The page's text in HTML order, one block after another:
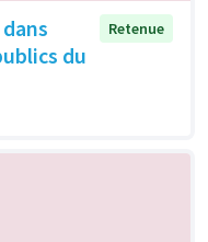
du
Retenue